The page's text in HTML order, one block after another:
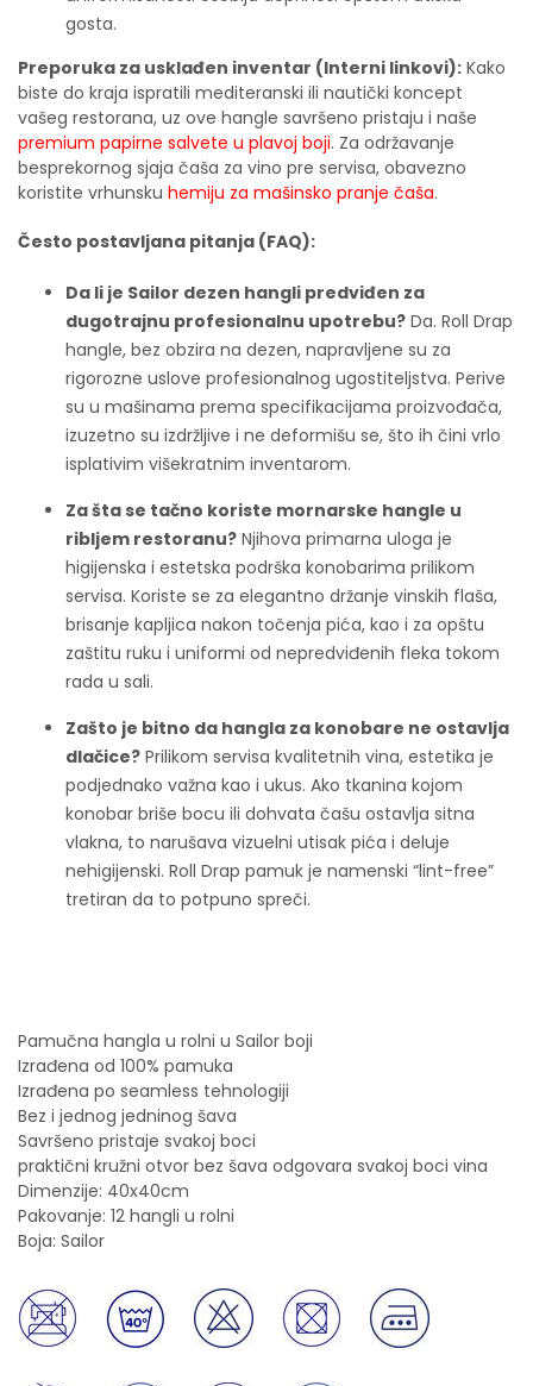
gosta.
Preporuka za usklađen inventar (Interni linkovi): Kako
biste do kraja ispratili mediteranski ili nautički koncept
vašeg restorana, uz ove hangle savršeno pristaju i naše
premium papirne salvete u plavoj boji. Za održavanje
besprekornog sjaja čaša za vino pre servisa, obavezno
koristite vrhunsku hemiju za mašinsko pranje čaša.
Često postavljana pitanja (FAQ):
Da li je Sailor dezen hangli predviđen za
dugotrajnu profesionalnu upotrebu? Da. Roll Drap
hangle, bez obzira na dezen, napravljene su za
rigorozne uslove profesionalnog ugostiteljstva. Perive
su u mašinama prema specifikacijama proizvođača,
izuzetno su izdržljive i ne deformišu se, što ih čini vrlo
isplativim višekratnim inventarom.
Za šta se tačno koriste mornarske hangle u
ribljem restoranu? Njihova primarna uloga je
higijenska i estetska podrška konobarima prilikom
servisa. Koriste se za elegantno držanje vinskih flaša,
brisanje kapljica nakon točenja pića, kao i za opštu
zaštitu ruku i uniformi od nepredviđenih fleka tokom
rada u sali.
Zašto je bitno da hangla za konobare ne ostavlja
dlačice? Prilikom servisa kvalitetnih vina, estetika je
podjednako važna kao i ukus. Ako tkanina kojom
konobar briše bocu ili dohvata čašu ostavlja sitna
vlakna, to narušava vizuelni utisak pića i deluje
nehigijenski. Roll Drap pamuk je namenski “lint-free”
tretiran da to potpuno spreči.
Pamučna hangla u rolni u Sailor boji
Izrađena od 100% pamuka
Izrađena po seamless tehnologiji
Bez i jednog jedninog šava
Savršeno pristaje svakoj boci
praktični kružni otvor bez šava odgovara svakoj boci vina
Dimenzije: 40x40cm
Pakovanje: 12 hangli u rolni
Boja: Sailor